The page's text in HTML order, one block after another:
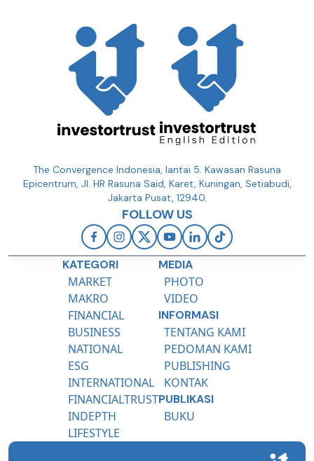
The Convergence Indonesia, lantai 5. Kawasan Rasuna
Epicentrum, Jl. HR Rasuna Said, Karet, Kuningan, Setiabudi,
Jakarta Pusat, 12940.
FOLLOW US
KATEGORI
MARKET
MAKRO
FINANCIAL
BUSINESS
NATIONAL
ESG
INTERNATIONAL
FINANCIALTRUST
INDEPTH
LIFESTYLE
MEDIA
PHOTO
VIDEO
INFORMASI
TENTANG KAMI
PEDOMAN KAMI
PUBLISHING
KONTAK
PUBLIKASI
BUKU